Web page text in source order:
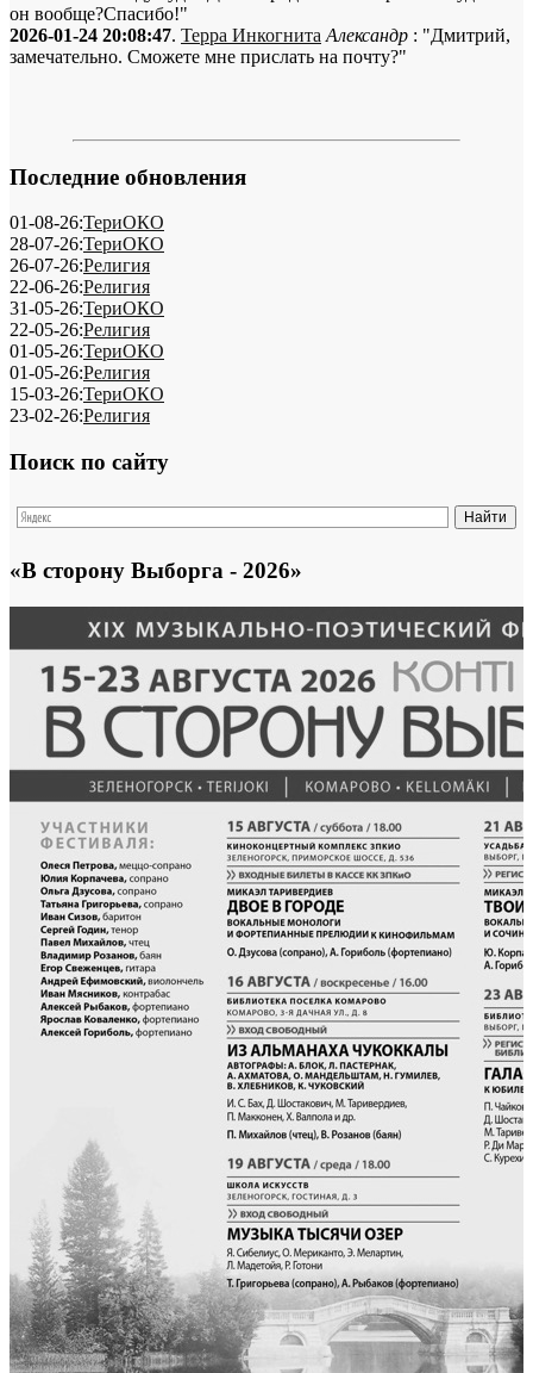
он вообще?Спасибо!"
2026-01-24 20:08:47. Терра Инкогнита Александр : "Дмитрий,
замечательно. Сможете мне прислать на почту?"
Последние обновления
01-08-26:ТериОКО
28-07-26:ТериОКО
26-07-26:Религия
22-06-26:Религия
31-05-26:ТериОКО
22-05-26:Религия
01-05-26:ТериОКО
01-05-26:Религия
15-03-26:ТериОКО
23-02-26:Религия
Поиск по сайту
«В сторону Выборга - 2026»